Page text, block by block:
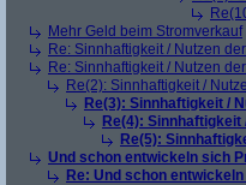
Mehr Geld beim Stromverkauf
Re: Sinnhaftigkeit / Nutzen
Re: Sinnhaftigkeit / Nutzen
Re(2): Sinnhaftigkeit /
Re(3): Sinnhaftigkeit /
Re(4):
Re(5):
Und schon entwickeln sich
Re: Und schon